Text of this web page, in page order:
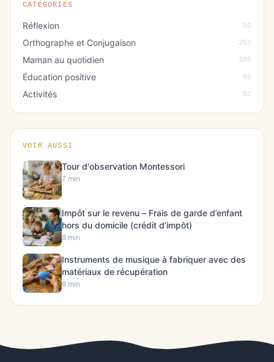
CATÉGORIES
Réflexion 50
Orthographe et Conjugaison 257
Maman au quotidien 185
Éducation positive 55
Activités 82
VOIR AUSSI
Tour d'observation Montessori
7 min
Impôt sur le revenu – Frais de garde d’enfant
hors du domicile (crédit d’impôt)
8 min
Instruments de musique à fabriquer avec des
matériaux de récupération
6 min